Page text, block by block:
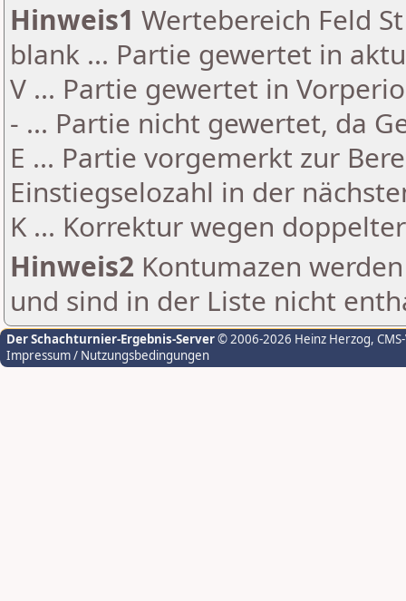
Hinweis1 Wertebereich Feld
blank ... Partie gewertet in
V ... Partie gewertet in
- ... Partie nicht gewertet, da
E ... Partie vorgemerkt zur
Einstiegselozahl in der
K ... Korrektur wegen
Hinweis2 Kontumazen
und sind in der Liste nicht
Der Schachturnier-Ergebnis-Server© 2006-2026 Heinz Herzog,
Impressum / Nutzungsbedingungen